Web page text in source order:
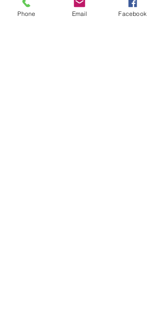
Phone Email Facebook